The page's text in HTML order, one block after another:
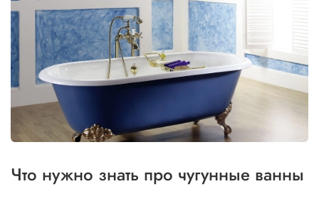
Что нужно знать про чугунные ванны